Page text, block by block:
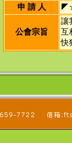
申 請 人
公會宗旨
讓
互
快